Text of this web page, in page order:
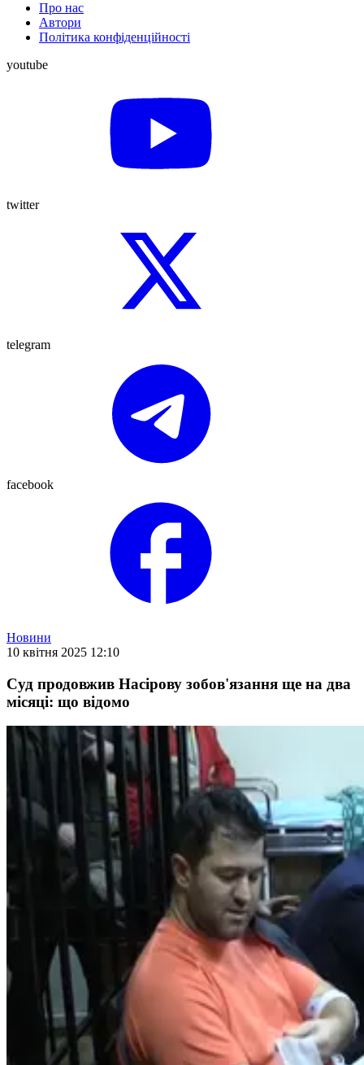
Про нас
Автори
Політика конфіденційності
youtube
twitter
telegram
facebook
Новини
10 квітня 2025 12:10
Суд продовжив Насірову зобов'язання ще на два
місяці: що відомо